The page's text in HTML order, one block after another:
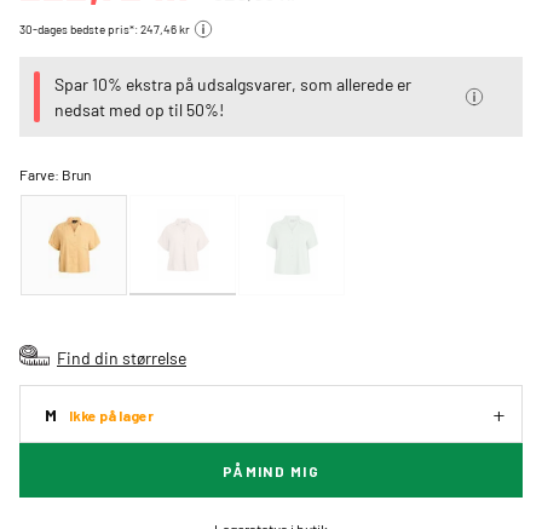
30-dages bedste pris*: 247,46 kr
Spar 10% ekstra på udsalgsvarer, som allerede er
nedsat med op til 50%!
Farve: Brun
Find din størrelse
M Ikke på lager
PÅMIND MIG